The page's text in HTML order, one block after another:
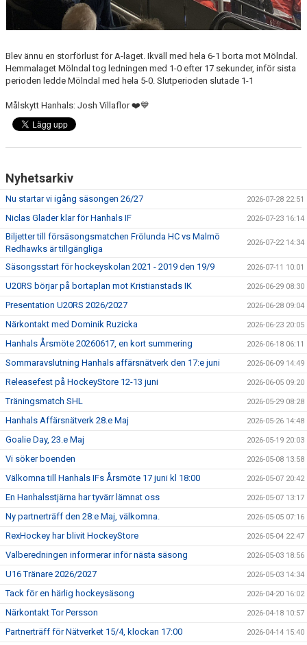
Blev ännu en storförlust för A-laget. Ikväll med hela 6-1 borta mot Mölndal.
Hemmalaget Mölndal tog ledningen med 1-0 efter 17 sekunder, inför sista
perioden ledde Mölndal med hela 5-0. Slutperioden slutade 1-1
Målskytt Hanhals: Josh Villaflor ❤️💙
Nyhetsarkiv
Nu startar vi igång säsongen 26/27 2026-07-28 22:51
Niclas Glader klar för Hanhals IF 2026-07-23 16:14
Biljetter till försäsongsmatchen Frölunda HC vs Malmö
Redhawks är tillgängliga
2026-07-22 14:34
Säsongsstart för hockeyskolan 2021 - 2019 den 19/9 2026-07-11 10:01
U20RS börjar på bortaplan mot Kristianstads IK 2026-06-29 08:30
Presentation U20RS 2026/2027 2026-06-28 09:04
Närkontakt med Dominik Ruzicka 2026-06-23 20:05
Hanhals Årsmöte 20260617, en kort summering 2026-06-18 06:11
Sommaravslutning Hanhals affärsnätverk den 17:e juni 2026-06-09 14:49
Releasefest på HockeyStore 12-13 juni 2026-06-05 09:20
Träningsmatch SHL 2026-05-29 08:28
Hanhals Affärsnätverk 28.e Maj 2026-05-26 14:48
Goalie Day, 23.e Maj 2026-05-19 20:03
Vi söker boenden 2026-05-08 13:58
Välkomna till Hanhals IFs Årsmöte 17 juni kl 18:00 2026-05-07 20:42
En Hanhalsstjärna har tyvärr lämnat oss 2026-05-07 13:17
Ny partnerträff den 28:e Maj, välkomna. 2026-05-05 07:16
RexHockey har blivit HockeyStore 2026-05-04 22:47
Valberedningen informerar inför nästa säsong 2026-05-03 18:56
U16 Tränare 2026/2027 2026-05-03 14:34
Tack för en härlig hockeysäsong 2026-04-20 16:02
Närkontakt Tor Persson 2026-04-18 10:57
Partnerträff för Nätverket 15/4, klockan 17:00 2026-04-14 15:40